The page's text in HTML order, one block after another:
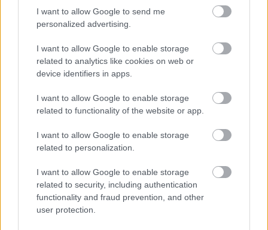
I want to allow Google to send me
personalized advertising.
I want to allow Google to enable storage
related to analytics like cookies on web or
device identifiers in apps.
I want to allow Google to enable storage
related to functionality of the website or app.
I want to allow Google to enable storage
related to personalization.
I want to allow Google to enable storage
related to security, including authentication
functionality and fraud prevention, and other
user protection.
Viņuskatiens “izurbjas”
citiem cauri: 3 datumi,
kuros dzimušos mēdz
uzskatīt par biedējošiem